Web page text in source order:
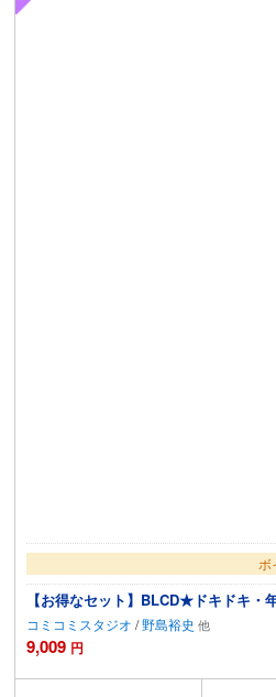
ボ
【お得なセット】BLCD★ドキドキ
コミコミスタジオ /野島裕史
9,009 円